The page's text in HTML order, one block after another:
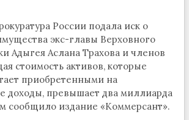
России подала иск о
экс-главы Верховного
Адыгея Аслана Трахова и членов
стоимость активов, которые
приобретенными на
доходы, превышает два миллиарда
сообщило издание «Коммерсант».